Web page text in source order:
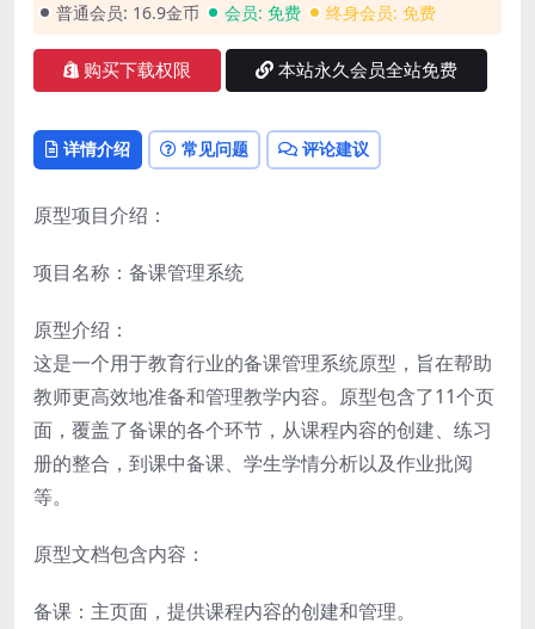
普通会员: 16.9金币 会员: 免费 终身会员: 免费
购买下载权限 本站永久会员全站免费
详情介绍 常见问题 评论建议
原型项目介绍：
项目名称：备课管理系统
原型介绍：
这是一个用于教育行业的备课管理系统原型，旨在帮助
教师更高效地准备和管理教学内容。原型包含了11个页
面，覆盖了备课的各个环节，从课程内容的创建、练习
册的整合，到课中备课、学生学情分析以及作业批阅
等。
原型文档包含内容：
备课：主页面，提供课程内容的创建和管理。